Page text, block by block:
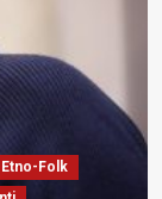
Etno-Folk